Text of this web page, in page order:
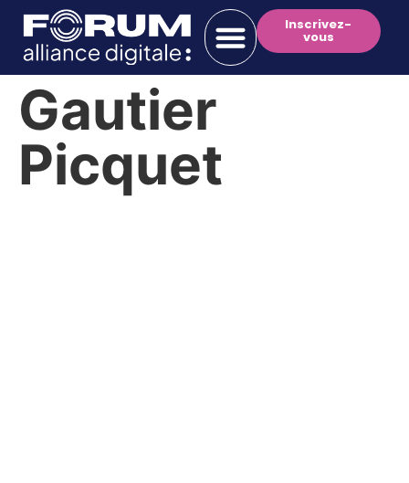
Inscrivez-
vous
Gautier
Picquet